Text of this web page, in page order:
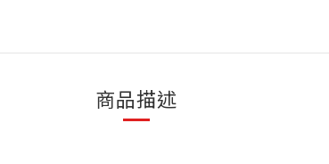
商品描述